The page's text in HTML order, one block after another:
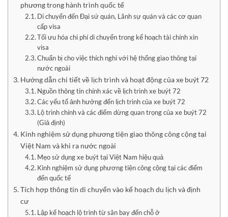
phương trong hành trình quốc tế
Di chuyển đến Đại sứ quán, Lãnh sự quán và các cơ quan
cấp visa
Tối ưu hóa chi phí di chuyển trong kế hoạch tài chính xin
visa
Chuẩn bị cho việc thích nghi với hệ thống giao thông tại
nước ngoài
Hướng dẫn chi tiết về lịch trình và hoạt động của xe buýt 72
Nguồn thông tin chính xác về lịch trình xe buýt 72
Các yếu tố ảnh hưởng đến lịch trình của xe buýt 72
Lộ trình chính và các điểm dừng quan trọng của xe buýt 72
(Giả định)
Kinh nghiệm sử dụng phương tiện giao thông công cộng tại
Việt Nam và khi ra nước ngoài
Mẹo sử dụng xe buýt tại Việt Nam hiệu quả
Kinh nghiệm sử dụng phương tiện công cộng tại các điểm
đến quốc tế
Tích hợp thông tin di chuyển vào kế hoạch du lịch và định
cư
Lập kế hoạch lộ trình từ sân bay đến chỗ ở